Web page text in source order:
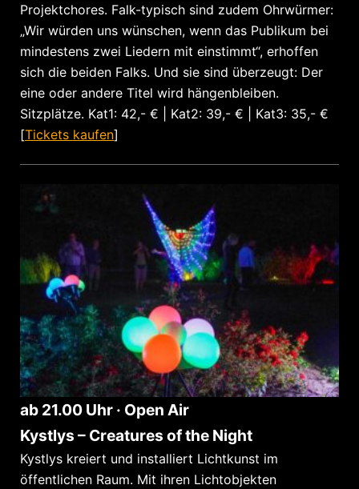
Projektchores. Falk-typisch sind zudem Ohrwürmer:
„Wir würden uns wünschen, wenn das Publikum bei
mindestens zwei Liedern mit einstimmt“, erhoffen
sich die beiden Falks. Und sie sind überzeugt: Der
eine oder andere Titel wird hängenbleiben.
Sitzplätze. Kat1: 42,- € | Kat2: 39,- € | Kat3: 35,- €
[Tickets kaufen]
ab 21.00 Uhr · Open Air
Kystlys – Creatures of the Night
Kystlys kreiert und installiert Lichtkunst im
öffentlichen Raum. Mit ihren Lichtobjekten